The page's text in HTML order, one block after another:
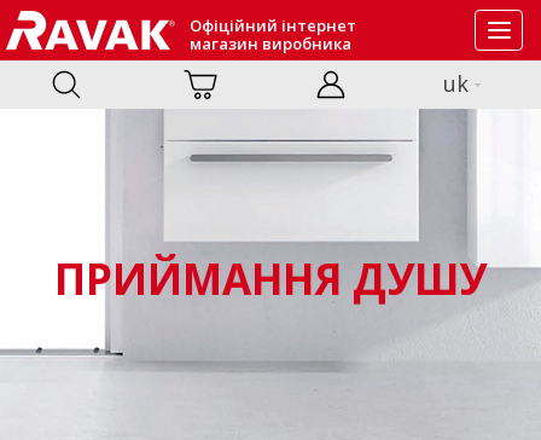
Офіційний інтернет
магазин виробника
uk
ПРИЙМАННЯ ДУШУ